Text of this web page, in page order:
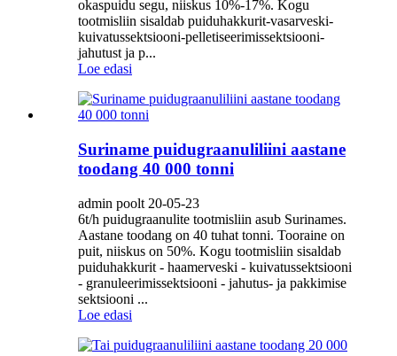
okaspuidu segu, niiskus 10%-17%. Kogu
tootmisliin sisaldab puiduhakkurit-vasarveski-
kuivatussektsiooni-pelletiseerimissektsiooni-
jahutust ja p...
Loe edasi
Suriname puidugraanuliliini aastane
toodang 40 000 tonni
admin poolt 20-05-23
6t/h puidugraanulite tootmisliin asub Surinames.
Aastane toodang on 40 tuhat tonni. Tooraine on
puit, niiskus on 50%. Kogu tootmisliin sisaldab
puiduhakkurit - haamerveski - kuivatussektsiooni
- granuleerimissektsiooni - jahutus- ja pakkimise
sektsiooni ...
Loe edasi